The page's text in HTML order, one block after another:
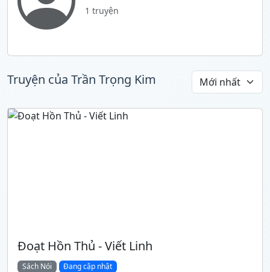
1 truyện
Truyện của Trần Trọng Kim
Đoạt Hồn Thủ - Viết Linh
Sách Nói Đang cập nhật